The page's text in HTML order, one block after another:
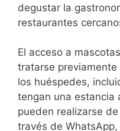
degustar la
restaurantes
El acceso a
tratarse
los huéspedes,
tengan una estancia
pueden realizarse
través de